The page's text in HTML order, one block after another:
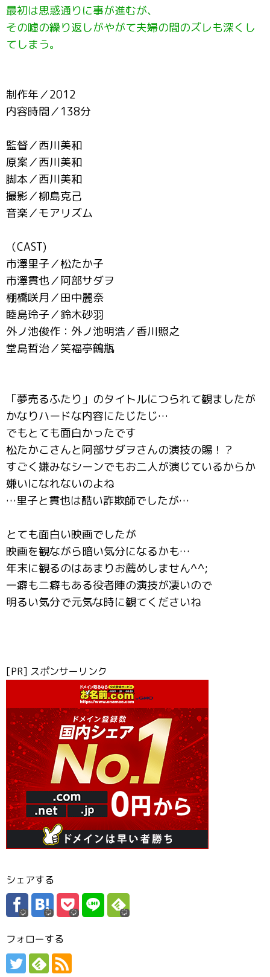
最初は思惑通りに事が進むが、
その嘘の繰り返しがやがて夫婦の間のズレも深くし
てしまう。
制作年／2012
内容時間／138分
監督／西川美和
原案／西川美和
脚本／西川美和
撮影／柳島克己
音楽／モアリズム
（CAST)
市澤里子／松たか子
市澤貫也／阿部サダヲ
棚橋咲月／田中麗奈
睦島玲子／鈴木砂羽
外ノ池俊作：外ノ池明浩／香川照之
堂島哲治／笑福亭鶴瓶
「夢売るふたり」のタイトルにつられて観ましたが
かなりハードな内容にたじたじ…
でもとても面白かったです
松たかこさんと阿部サダヲさんの演技の賜！？
すごく嫌みなシーンでもお二人が演じているからか
嫌いになれないのよね
…里子と貫也は酷い詐欺師でしたが…
とても面白い映画でしたが
映画を観ながら暗い気分になるかも…
年末に観るのはあまりお薦めしません^^;
一癖も二癖もある役者陣の演技が凄いので
明るい気分で元気な時に観てくださいね
[PR] スポンサーリンク
シェアする
フォローする